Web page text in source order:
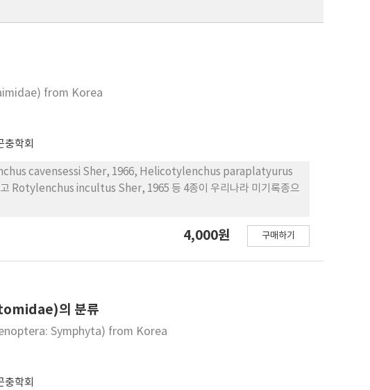
from Korea
충학회
cavensessi Sher, 1966, Helicotylenchus paraplatyurus
Rotylenchus incultus Sher, 1965 등 4종이 우리나라 미기록종으
4,000원 구매하기
의 분류
Symphyta) from Korea
충학회